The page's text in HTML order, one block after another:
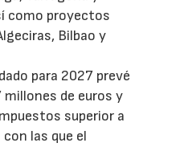
como proyectos
Bilbao y
para 2027 prevé
de euros y
superior a
las que el